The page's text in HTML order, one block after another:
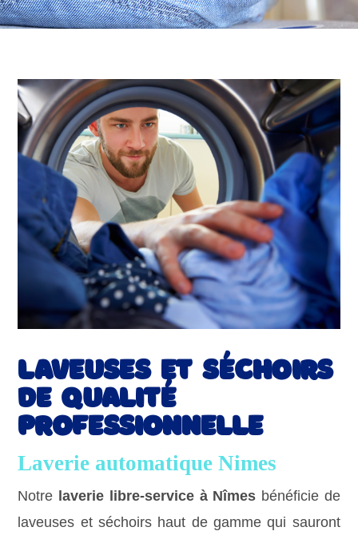
Laveuses et séchoirs
de qualité
professionnelle
Laverie automatique Nimes
Notre laverie libre-service à Nîmes bénéficie de
laveuses et séchoirs haut de gamme qui sauront